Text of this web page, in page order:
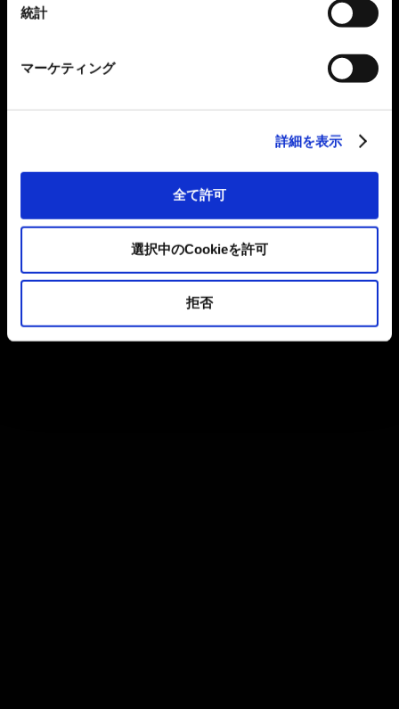
統計
マーケティング
詳細を表示
全て許可
選択中のCookieを許可
拒否